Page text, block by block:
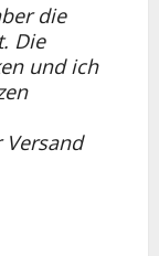
die
Die
und ich